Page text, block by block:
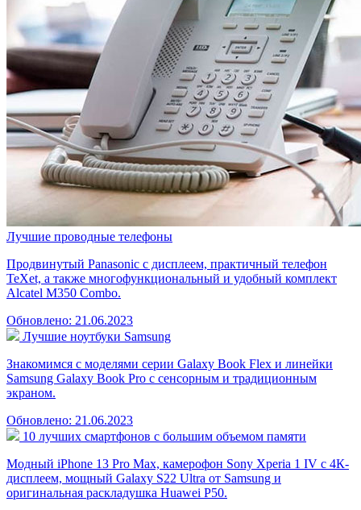
Лучшие проводные телефоны
Продвинутый Panasonic с дисплеем, практичный телефон
TeXet, а также многофункциональный и удобный комплект
Alcatel M350 Combo.
Обновлено: 21.06.2023
Лучшие ноутбуки Samsung
Знакомимся с моделями серии Galaxy Book Flex и линейки
Samsung Galaxy Book Pro с сенсорным и традиционным
экраном.
Обновлено: 21.06.2023
10 лучших смартфонов с большим объемом памяти
Модный iPhone 13 Pro Max, камерофон Sony Xperia 1 IV с 4К-
дисплеем, мощный Galaxy S22 Ultra от Samsung и
оригинальная раскладушка Huawei P50.